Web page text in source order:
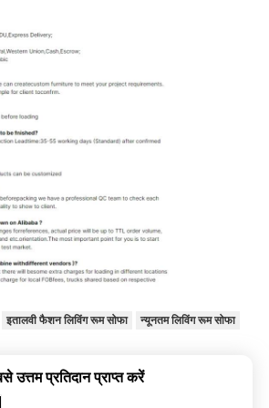
इतालवी फैशन लिविंग रूम सोफा न्यूनतम लिविंग रूम सोफा
उत्तम प्रतिदान प्राप्त करें